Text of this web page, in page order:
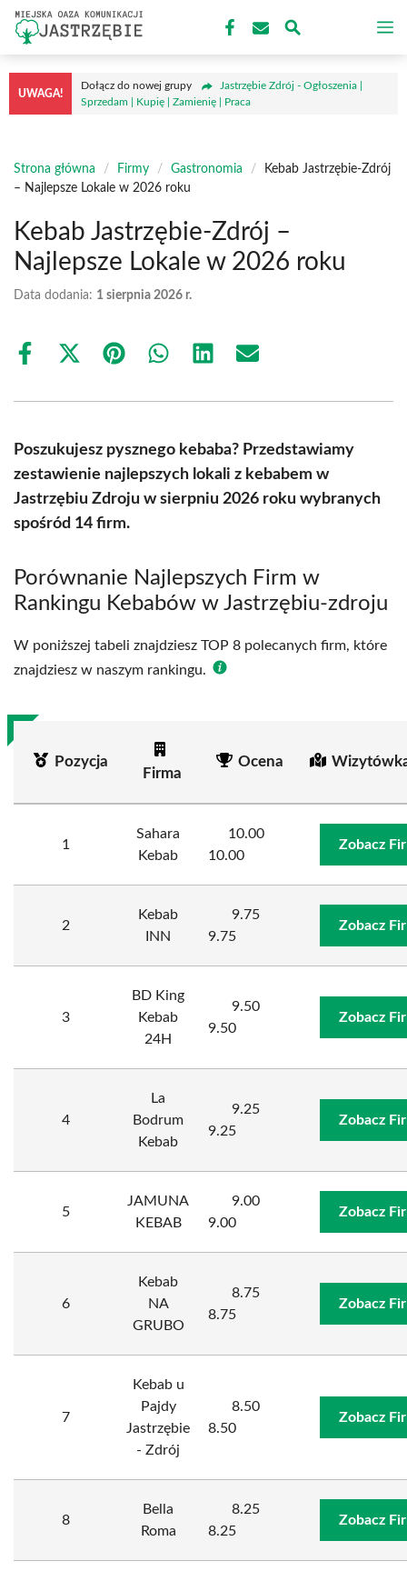
Przejdź
treści
UWAGA!
Dołącz do nowej grupy
Jastrzębie Zdrój - Ogłoszenia |
Sprzedam | Kupię | Zamienię | Praca
Strona główna / Firmy / Gastronomia /
Kebab Jastrzębie-Zdrój
– Najlepsze Lokale w 2026 roku
Kebab Jastrzębie-Zdrój –
Najlepsze Lokale w 2026 roku
Data dodania: 1 sierpnia 2026 r.
Share
Share
(Twitter)
Share Share Share Share
Poszukujesz pysznego kebaba? Przedstawiamy
zestawienie najlepszych lokali z kebabem w
Jastrzębiu Zdroju w sierpniu 2026 roku wybranych
spośród 14 firm.
Porównanie Najlepszych Firm w
Rankingu Kebabów w Jastrzębiu-zdroju
W poniższej tabeli znajdziesz TOP 8 polecanych firm, które
znajdziesz w naszym rankingu.
Pozycja
Firma
Ocena
1
Sahara
Kebab
10.00
10.00
Zobacz
2
Kebab
INN
9.75
9.75
Zobacz
3
BD King
Kebab
24H
9.50
9.50
Zobacz
4
La
Bodrum
Kebab
9.25
9.25
Zobacz
5
JAMUNA
KEBAB
9.00
9.00
Zobacz
6
Kebab
NA
GRUBO
8.75
8.75
Zobacz
7
Kebab u
Pajdy
Jastrzębie
- Zdrój
8.50
8.50
Zobacz
8
Bella
Roma
8.25
8.25
Zobacz